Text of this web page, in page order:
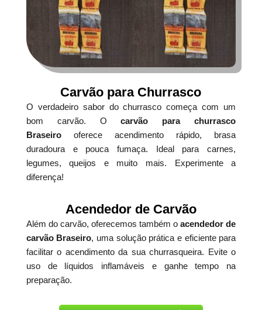
Carvão para Churrasco
O verdadeiro sabor do churrasco começa com um
bom carvão. Ocarvão para churrasco
Braseirooferece acendimento rápido, brasa
duradoura e pouca fumaça. Ideal para carnes,
legumes, queijos e muito mais. Experimente a
diferença!
Acendedor de Carvão
Além do carvão, oferecemos também oacendedor de
carvão Braseiro, uma solução prática e eficiente para
facilitar o acendimento da sua churrasqueira. Evite o
uso de líquidos inflamáveis e ganhe tempo na
preparação.